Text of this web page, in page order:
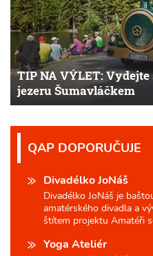
TIP NA VÝLET: Vydejte
jezeru Šumavláčkem
QAP DOPORUČUJE
Divadélko JoNáš
Divadélko JoNáš je
amatérského divadla a
štítem projektu Amatéři
Yoga Ateliér